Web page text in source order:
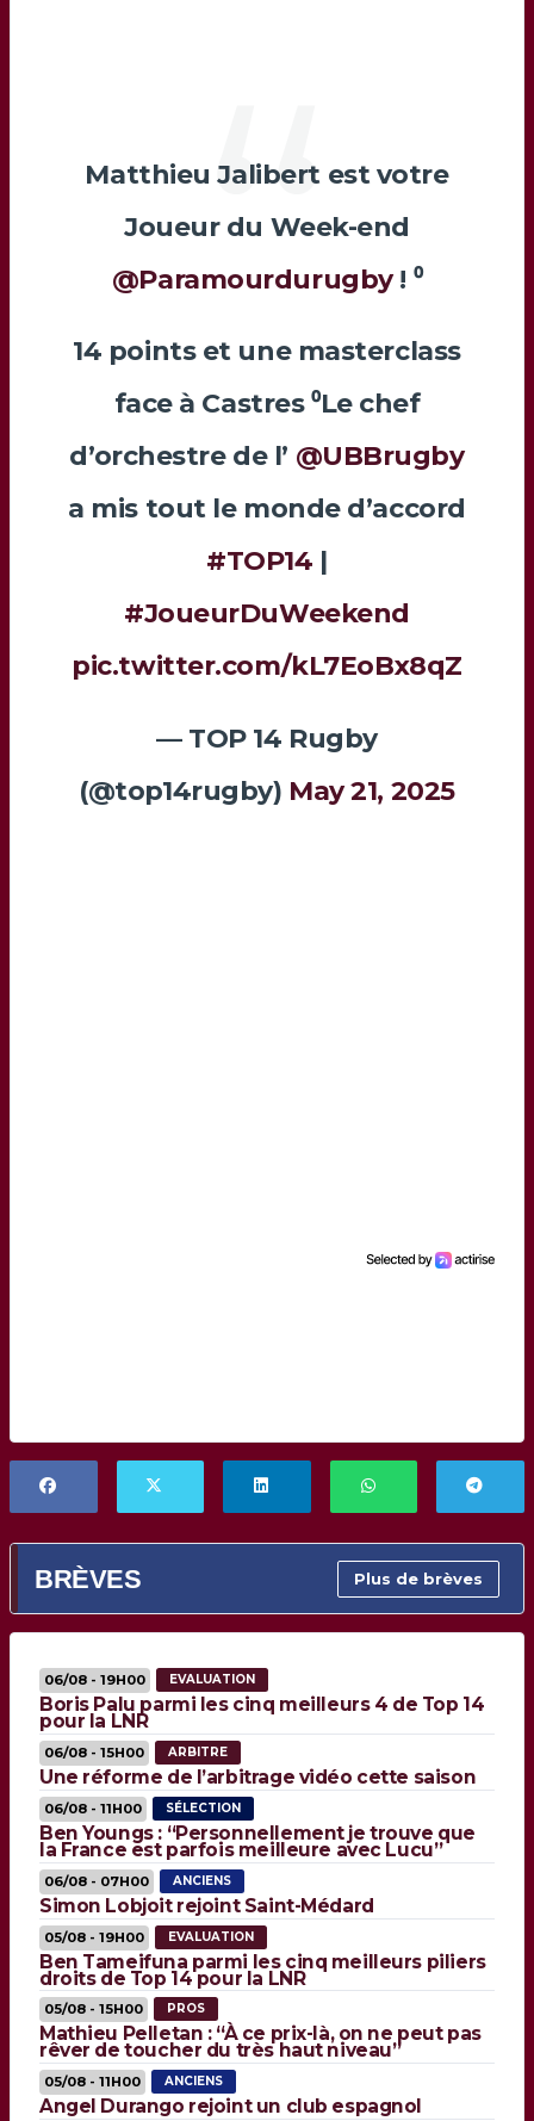
Matthieu Jalibert est votre
Joueur du Week-end
@Paramourdurugby! ⁰
14 points et une masterclass
face à Castres ⁰Le chef
d’orchestre de l’ @UBBrugby
a mis tout le monde d’accord
#TOP14 |
#JoueurDuWeekend
pic.twitter.com/kL7EoBx8qZ
— TOP 14 Rugby
(@top14rugby) May 21, 2025
BRÈVES Plus de brèves
06/08 - 19H00 EVALUATION
Boris Palu parmi les cinq meilleurs 4 de Top 14
pour la LNR
06/08 - 15H00 ARBITRE
Une réforme de l’arbitrage vidéo cette saison
06/08 - 11H00 SÉLECTION
Ben Youngs : “Personnellement je trouve que
la France est parfois meilleure avec Lucu”
06/08 - 07H00 ANCIENS
Simon Lobjoit rejoint Saint-Médard
05/08 - 19H00 EVALUATION
Ben Tameifuna parmi les cinq meilleurs piliers
droits de Top 14 pour la LNR
05/08 - 15H00 PROS
Mathieu Pelletan : “À ce prix-là, on ne peut pas
rêver de toucher du très haut niveau”
05/08 - 11H00 ANCIENS
Angel Durango rejoint un club espagnol